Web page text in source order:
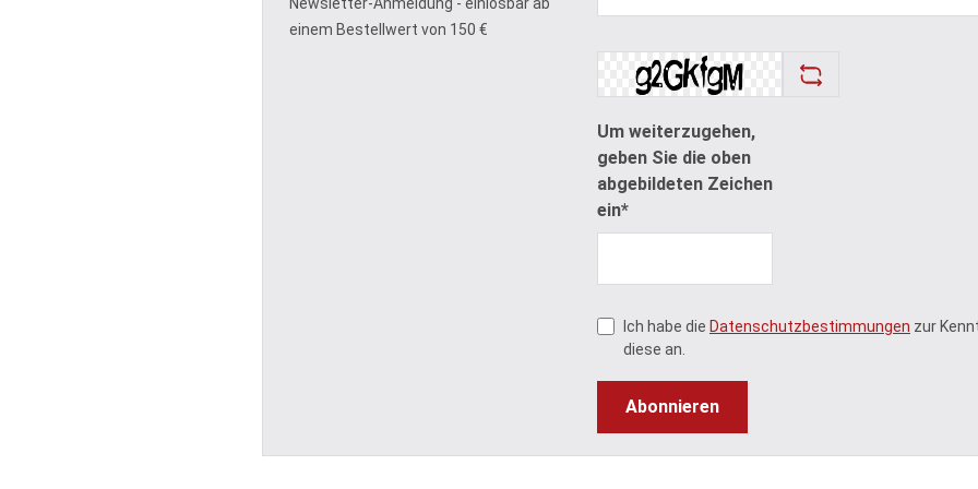
einem Bestellwert von 150 €
Um weiterzugehen,
geben Sie die oben
abgebildeten Zeichen
ein*
Ich habe die Datenschutzbestimmungen zur
diese an.
Abonnieren